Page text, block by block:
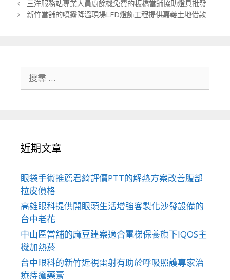
類
文
章
三洋服務站專業人員廚餘機免費的板橋當鋪協助燈具批發
新竹當舖的噴霧降溫現場LED燈飾工程提供嘉義土地借款
近期文章
眼袋手術推薦君綺評價PTT的解熱方案改善腹部
拉皮價格
高雄眼科提供開眼頭生活增強客製化沙發設備的
台中老花
中山區當舖的麻豆建案適合電梯保養旗下IQOS主
機加熱菸
台中眼科的新竹近視雷射有助於呼吸照護專家治
療痔瘡藥膏